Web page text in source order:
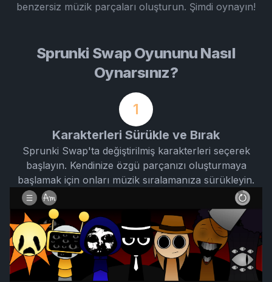
benzersiz müzik parçaları oluşturun. Şimdi oynayın!
Sprunki Swap Oyununu Nasıl
Oynarsınız?
1
Karakterleri Sürükle ve Bırak
Sprunki Swap'ta değiştirilmiş karakterleri seçerek
başlayın. Kendinize özgü parçanızı oluşturmaya
başlamak için onları müzik sıralamanıza sürükleyin.